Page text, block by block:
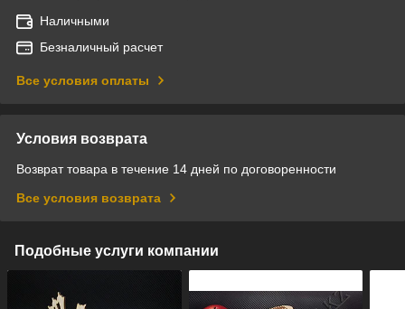
Наличными
Безналичный расчет
Все условия оплаты
Условия возврата
Возврат товара в течение 14 дней по договоренности
Все условия возврата
Подобные услуги компании